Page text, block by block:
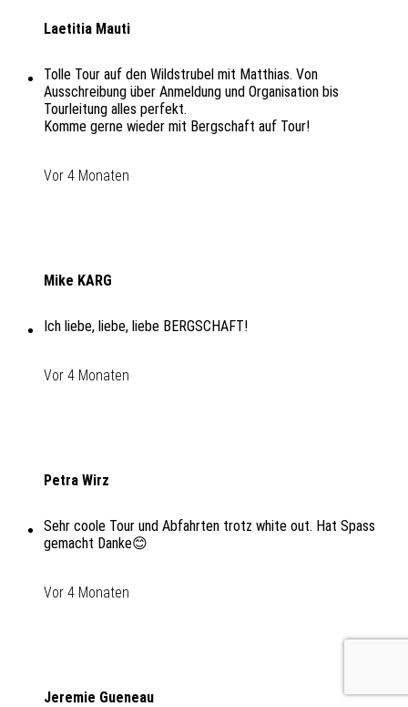
Laetitia Mauti
Tolle Tour auf den Wildstrubel mit Matthias. Von
Ausschreibung über Anmeldung und Organisation bis
Tourleitung alles perfekt.
Komme gerne wieder mit Bergschaft auf Tour!
Vor 4 Monaten
Mike KARG
Ich liebe, liebe, liebe BERGSCHAFT!
Vor 4 Monaten
Petra Wirz
Sehr coole Tour und Abfahrten trotz white out. Hat Spass
gemacht Danke😊
Vor 4 Monaten
Jeremie Gueneau